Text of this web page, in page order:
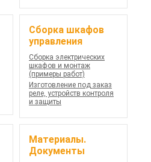
Сборка шкафов
управления
Сборка электрических
шкафов и монтаж
(примеры работ)
Изготовление под заказ
реле, устройств контроля
и защиты
Материалы.
Документы